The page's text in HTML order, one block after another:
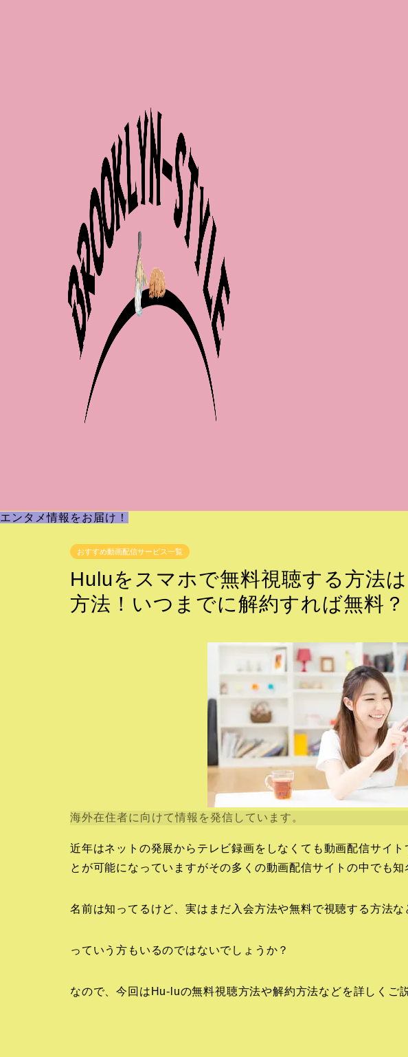
エンタメ情報をお届け！
おすすめ動画配信サービス一覧
Huluをスマホで無料視聴する方法
方法！いつまでに解約すれば無料？
海外在住者に向けて情報を発信しています。
近年はネットの発展からテレビ録画をしなくても動画配信サイ
とが可能になっていますがその多くの動画配信サイトの中でも
名前は知ってるけど、実はまだ入会方法や無料で視聴する方法
っていう方もいるのではないでしょうか？
なので、今回はHu-luの無料視聴方法や解約方法などを詳しくご